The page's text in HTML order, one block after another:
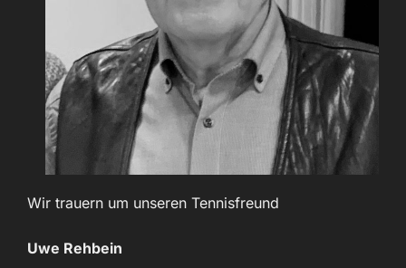
Wir trauern um unseren Tennisfreund
Uwe Rehbein